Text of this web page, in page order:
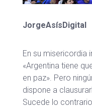
JorgeAsísDigital
En su misericordia
«Argentina tiene
en paz». Pero
dispone a
Sucede lo